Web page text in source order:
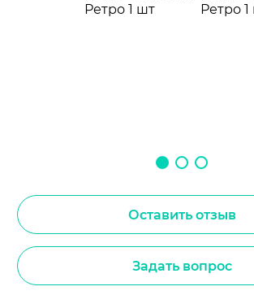
Оставить отзыв
Задать вопрос